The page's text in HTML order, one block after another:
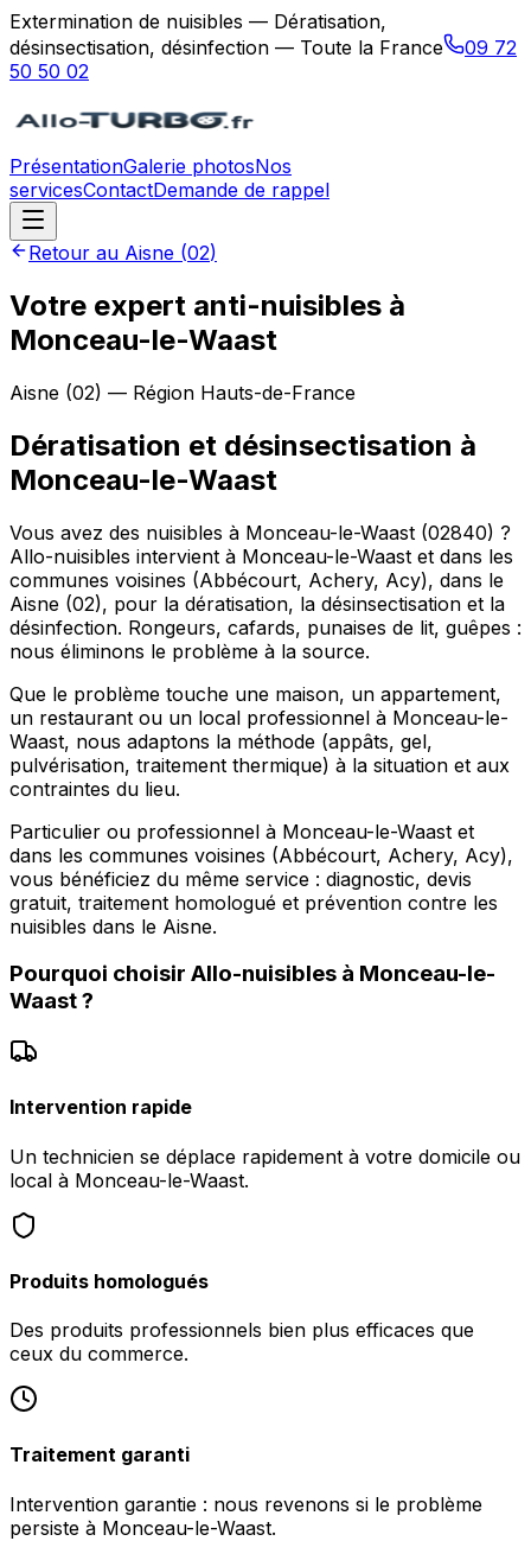
Extermination de nuisibles — Dératisation,
désinsectisation, désinfection — Toute la France
09 72
50 50 02
PrésentationGalerie photosNos
servicesContactDemande de rappel
Retour au Aisne (02)
Votre expert anti-nuisibles à
Monceau-le-Waast
Aisne (02) — Région Hauts-de-France
Dératisation et désinsectisation à
Monceau-le-Waast
Vous avez des nuisibles à Monceau-le-Waast (02840) ?
Allo-nuisibles intervient à Monceau-le-Waast et dans les
communes voisines (Abbécourt, Achery, Acy), dans le
Aisne (02), pour la dératisation, la désinsectisation et la
désinfection. Rongeurs, cafards, punaises de lit, guêpes :
nous éliminons le problème à la source.
Que le problème touche une maison, un appartement,
un restaurant ou un local professionnel à Monceau-le-
Waast, nous adaptons la méthode (appâts, gel,
pulvérisation, traitement thermique) à la situation et aux
contraintes du lieu.
Particulier ou professionnel à Monceau-le-Waast et
dans les communes voisines (Abbécourt, Achery, Acy),
vous bénéficiez du même service : diagnostic, devis
gratuit, traitement homologué et prévention contre les
nuisibles dans le Aisne.
Pourquoi choisir Allo-nuisibles à Monceau-le-
Waast?
Intervention rapide
Un technicien se déplace rapidement à votre domicile ou
local à Monceau-le-Waast.
Produits homologués
Des produits professionnels bien plus efficaces que
ceux du commerce.
Traitement garanti
Intervention garantie : nous revenons si le problème
persiste à Monceau-le-Waast.